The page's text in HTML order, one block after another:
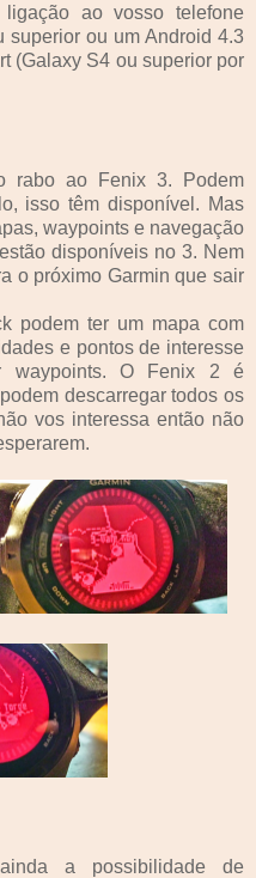
ao vosso telefone
superior ou um Android 4.3
(Galaxy S4 ou superior por
rabo ao Fenix 3. Podem
isso têm disponível. Mas
waypoints e navegação
disponíveis no 3. Nem
o próximo Garmin que sair
podem ter um mapa com
e pontos de interesse
waypoints. O Fenix 2 é
descarregar todos os
vos interessa então não
a possibilidade de